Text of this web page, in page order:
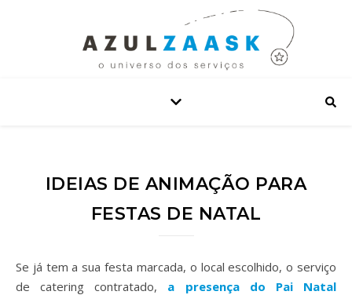
IDEIAS DE ANIMAÇÃO PARA
FESTAS DE NATAL
Se já tem a sua festa marcada, o local escolhido, o serviço
de catering contratado, a presença do Pai Natal